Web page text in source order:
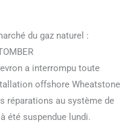
du gaz naturel :
a interrompu toute
offshore Wheatstone
réparations au système de
été suspendue lundi.